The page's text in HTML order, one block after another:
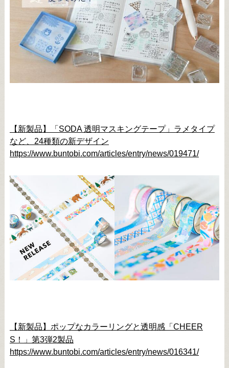
【新製品】「SODA 透明マスキングテープ」ラメタイプ
など、24種類の新デザイン
https://www.buntobi.com/articles/entry/news/019471/
【新製品】ポップなカラーリングと透明感「CHEER
S！」第3弾2製品
https://www.buntobi.com/articles/entry/news/016341/